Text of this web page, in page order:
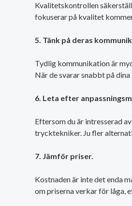
Kvalitetskontrollen
fokuserar på kvalitet
5. Tänk på deras
Tydlig kommunikation är
När de svarar snabbt på
6. Leta efter
Eftersom du är intresserad
trycktekniker. Ju fler
7. Jämför priser.
Kostnaden är inte det enda
om priserna verkar för låga,